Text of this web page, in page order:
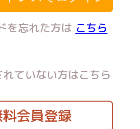
を忘れた方は こちら
ていない方はこちら
会員登録